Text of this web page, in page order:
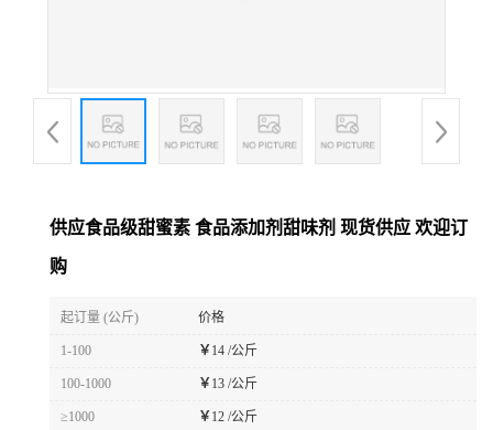
供应食品级甜蜜素 食品添加剂甜味剂 现货供应 欢迎订
购
起订量 (公斤) 价格
1-100 ￥ 14 /公斤
100-1000 ￥ 13 /公斤
≥1000 ￥ 12 /公斤